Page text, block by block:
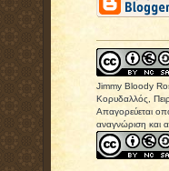
Jimmy Bloody
Κορυδαλλός,
Απαγορεύεται
αναγνώριση και